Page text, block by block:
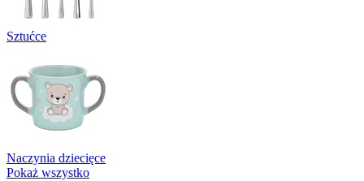
Sztućce
Naczynia dziecięce
Pokaż wszystko